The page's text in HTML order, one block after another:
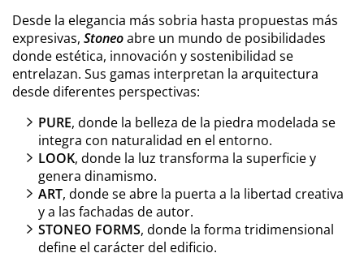
Desde la elegancia más sobria hasta propuestas más
expresivas, Stoneoabre un mundo de posibilidades
donde estética, innovación y sostenibilidad se
entrelazan. Sus gamas interpretan la arquitectura
desde diferentes perspectivas:
PURE, donde la belleza de la piedra modelada se
integra con naturalidad en el entorno.
LOOK, donde la luz transforma la superficie y
genera dinamismo.
ART, donde se abre la puerta a la libertad creativa
y a las fachadas de autor.
STONEO FORMS, donde la forma tridimensional
define el carácter del edificio.